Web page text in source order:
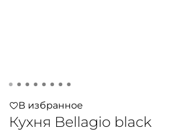
В избранное
Кухня Bellagio black